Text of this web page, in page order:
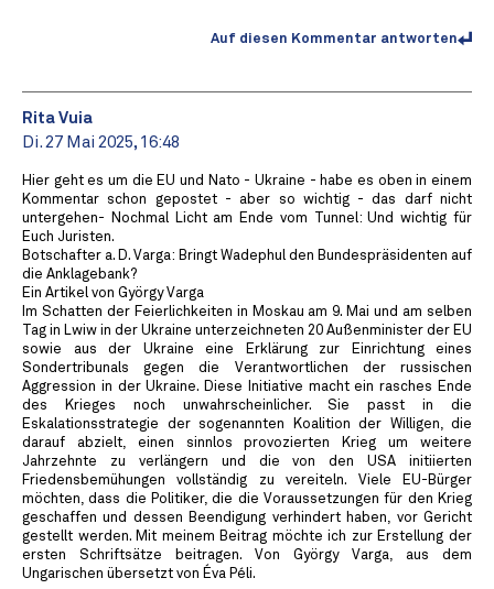
Auf diesen Kommentar antworten
Rita Vuia
Di. 27 Mai 2025, 16:48
Hier geht es um die EU und Nato - Ukraine - habe es oben in einem
Kommentar schon gepostet - aber so wichtig - das darf nicht
untergehen- Nochmal Licht am Ende vom Tunnel: Und wichtig für
Euch Juristen.
Botschafter a. D. Varga: Bringt Wadephul den Bundespräsidenten auf
die Anklagebank?
Ein Artikel von György Varga
Im Schatten der Feierlichkeiten in Moskau am 9. Mai und am selben
Tag in Lwiw in der Ukraine unterzeichneten 20 Außenminister der EU
sowie aus der Ukraine eine Erklärung zur Einrichtung eines
Sondertribunals gegen die Verantwortlichen der russischen
Aggression in der Ukraine. Diese Initiative macht ein rasches Ende
des Krieges noch unwahrscheinlicher. Sie passt in die
Eskalationsstrategie der sogenannten Koalition der Willigen, die
darauf abzielt, einen sinnlos provozierten Krieg um weitere
Jahrzehnte zu verlängern und die von den USA initiierten
Friedensbemühungen vollständig zu vereiteln. Viele EU-Bürger
möchten, dass die Politiker, die die Voraussetzungen für den Krieg
geschaffen und dessen Beendigung verhindert haben, vor Gericht
gestellt werden. Mit meinem Beitrag möchte ich zur Erstellung der
ersten Schriftsätze beitragen. Von György Varga, aus dem
Ungarischen übersetzt von Éva Péli.